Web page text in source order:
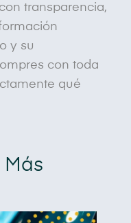
transparencia,
y su
con toda
qué
Más